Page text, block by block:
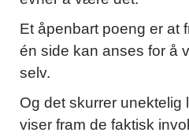
Et åpenbart poeng er at
én side kan anses for å
selv.
Og det skurrer unektelig
viser fram de faktisk